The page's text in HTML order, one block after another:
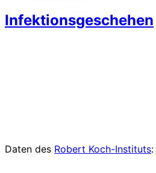
Infektionsgeschehen
Daten des Robert Koch-Instituts: